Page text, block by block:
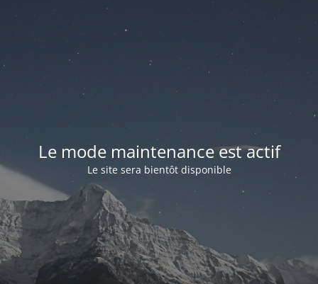
Le mode maintenance est actif
Le site sera bientôt disponible